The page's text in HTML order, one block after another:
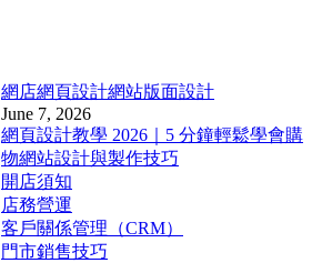
網店網頁設計網站版面設計
June 7, 2026
網頁設計教學 2026｜5 分鐘輕鬆學會購
物網站設計與製作技巧
開店須知
店務營運
客戶關係管理（CRM）
門市銷售技巧